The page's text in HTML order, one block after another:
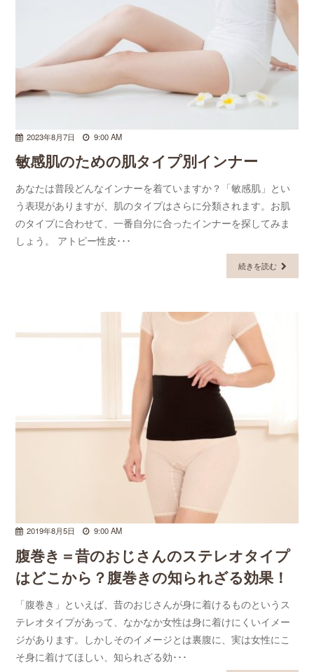
2023年8月7日 9:00 AM
敏感肌のための肌タイプ別インナー
あなたは普段どんなインナーを着ていますか？「敏感肌」とい
う表現がありますが、肌のタイプはさらに分類されます。お肌
のタイプに合わせて、一番自分に合ったインナーを探してみま
しょう。 アトピー性皮･･･
続きを読む
2019年8月5日 9:00 AM
腹巻き＝昔のおじさんのステレオタイプ
はどこから？腹巻きの知られざる効果！
「腹巻き」といえば、昔のおじさんが身に着けるものというス
テレオタイプがあって、なかなか女性は身に着けにくいイメー
ジがあります。しかしそのイメージとは裏腹に、実は女性にこ
そ身に着けてほしい、知られざる効･･･